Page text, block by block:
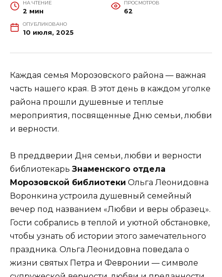
НА ЧТЕНИЕ
2 мин
ПРОСМОТРОВ
62
ОПУБЛИКОВАНО
10 июля, 2025
Каждая семья Морозовского района — важная
часть нашего края. В этот день в каждом уголке
района прошли душевные и теплые
мероприятия, посвященные Дню семьи, любви
и верности.
В преддверии Дня семьи, любви и верности
библиотекарь Знаменского отдела
Морозовской библиотеки Ольга Леонидовна
Воронкина устроила душевный семейный
вечер под названием «Любви и веры образец».
Гости собрались в теплой и уютной обстановке,
чтобы узнать об истории этого замечательного
праздника. Ольга Леонидовна поведала о
жизни святых Петра и Февронии — символе